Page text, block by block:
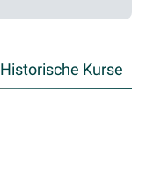
Historische Kurse